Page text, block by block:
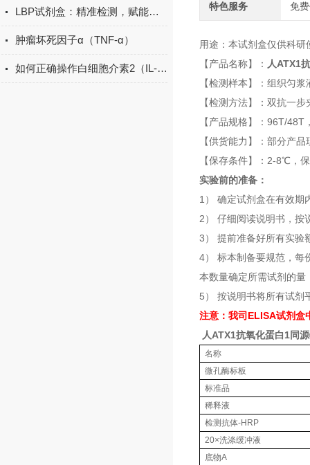
LBP试剂盒：精准检测，赋能免疫研究新突破
肿瘤坏死因子α（TNF-α）
如何正确操作白细胞介素2（IL-2）ELISA试剂盒？
特色服务 免
用途：本试剂盒仅供科
【产品名称】： 人ATX1
【检测样本】：组织匀
【检测方法】：双抗一
【产品规格】：96T/
【供货能力】：部分产
【保存条件】：2-8℃，
实验前的准备：
1） 确定试剂盒在有效期
2） 仔细阅读说明书，按
3） 提前准备好所有实验
4） 标本制备要规范，每
本数量确定所需试剂的量
5） 按说明书将所有试剂
注意：我司ELISA试剂盒
人ATX1抗氧化蛋白1同
名称
微孔酶标板
标准品
稀释液
检测抗体-HRP
20×洗涤缓冲液
底物A